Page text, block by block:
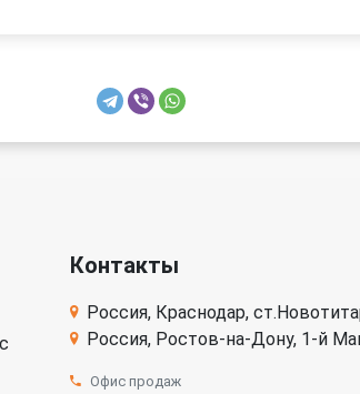
Контакты
Россия, Краснодар,
Россия, Ростов-на-Дону, 1-й
Офис продаж